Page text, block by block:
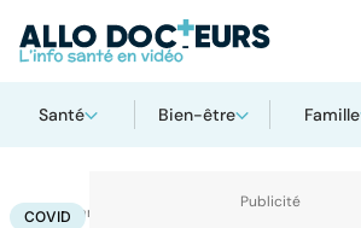
Santé Bien-être Famille
Accueil Santé Maladies infectieuses
COVID